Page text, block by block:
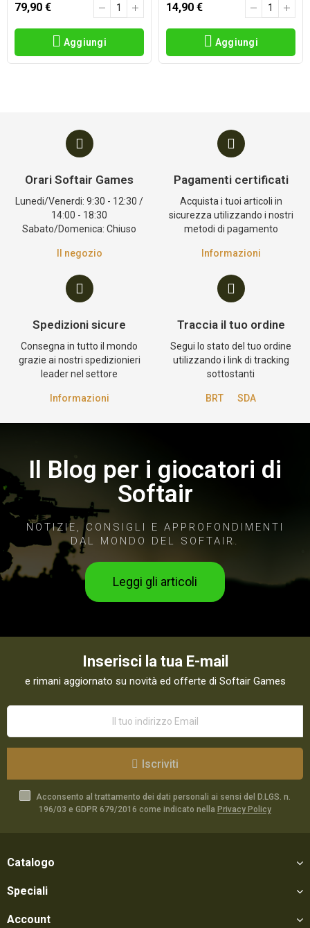
79,90 €
Aggiungi
14,90 €
Aggiungi
Orari Softair Games
Lunedi/Venerdi: 9:30 - 12:30 /
14:00 - 18:30
Sabato/Domenica: Chiuso
Il negozio
Pagamenti certificati
Acquista i tuoi articoli in
sicurezza utilizzando i nostri
metodi di pagamento
Informazioni
Spedizioni sicure
Consegna in tutto il mondo
grazie ai nostri spedizionieri
leader nel settore
Informazioni
Traccia il tuo ordine
Segui lo stato del tuo ordine
utilizzando i link di tracking
sottostanti
BRT SDA
Il Blog per i giocatori di
Softair
NOTIZIE, CONSIGLI E APPROFONDIMENTI
DAL MONDO DEL SOFTAIR.
Leggi gli articoli
Inserisci la tua E-mail
e rimani aggiornato su novità ed offerte di Softair Games
Iscriviti
Acconsento al trattamento dei dati personali ai sensi del D.LGS. n.
196/03 e GDPR 679/2016 come indicato nella Privacy Policy
Catalogo
Speciali
Account